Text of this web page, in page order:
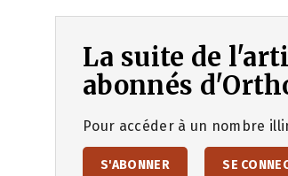
La suite de
abonnés
Pour accéder à un nombre
S'ABONNER SE